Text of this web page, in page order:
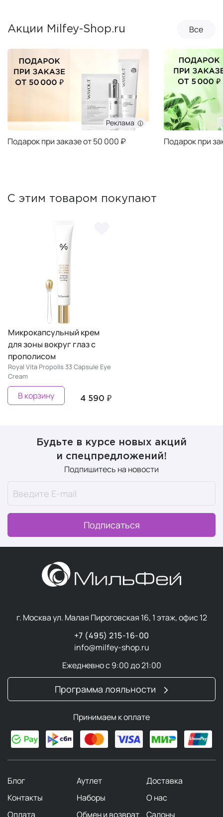
Акции Milfey-Shop.ru Все
Реклама
Подарок при заказе от 50 000 ₽ Подарок при
С этим товаром покупают
Микрокапсульный крем
для зоны вокруг глаз с
прополисом
Royal Vita Propolis 33 Capsule Eye
Cream
4 590 ₽
В корзину
Будьте в курсе новых акций
и спецпредложений!
Подпишитесь на новости
Подписаться
г. Москва ул. Малая Пироговская 16, 1 этаж, офис 12
+7 (495) 215-16-00
info@milfey-shop.ru
Ежедневно с 9:00 до 21:00
Программа лояльности
Принимаем к оплате
Блог Аутлет
Доставка
Контакты
Наборы
О нас
Оплата
Обмен и возврат Салоны